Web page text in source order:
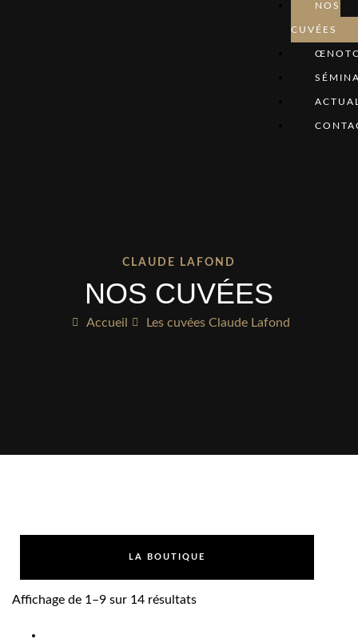
NOS
CUVÉES
CLAUDE LAFOND
NOS CUVÉES
Accueil Les cuvées Claude Lafond
LA BOUTIQUE
Affichage de 1–9 sur 14 résultats